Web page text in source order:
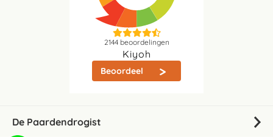
2144beoordelingen
Kiyoh
Beoordeel
De Paardendrogist